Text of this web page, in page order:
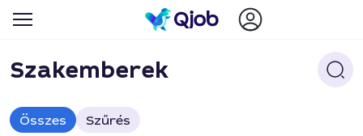
Szakemberek
Összes Szűrés